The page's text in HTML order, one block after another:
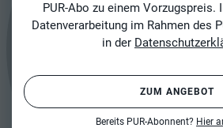
PUR-Abo zu einem Vorzugspreis.
Datenverarbeitung im Rahmen des
in der
ZUM ANGEBOT
Bereits PUR-Abonnent? Hier